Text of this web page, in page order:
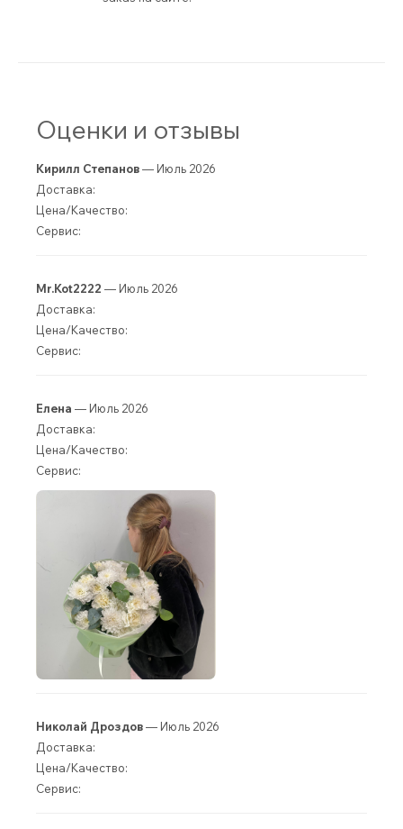
Оценки и отзывы
Кирилл Степанов— Июль 2026
Доставка:
Цена/Качество:
Сервис:
Mr.Kot2222 — Июль 2026
Доставка:
Цена/Качество:
Сервис:
Елена — Июль 2026
Доставка:
Цена/Качество:
Сервис:
Николай Дроздов— Июль 2026
Доставка:
Цена/Качество:
Сервис: